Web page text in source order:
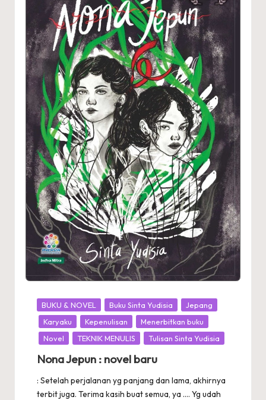
Posted
in
BUKU & NOVEL Buku Sinta Yudisia
Jepang
Karyaku
Kepenulisan
Menerbitkan buku
Novel
TEKNIK MENULIS Tulisan Sinta Yudisia
Nona Jepun : novel baru
: Setelah perjalanan yg panjang dan lama, akhirnya
terbit juga. Terima kasih buat semua, ya .... Yg udah